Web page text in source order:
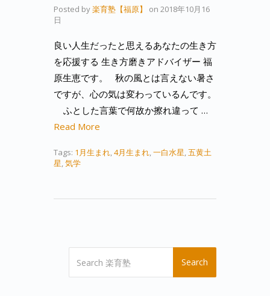
Posted by楽育塾【福原】 on 2018年10月16
日
良い人生だったと思えるあなたの生き方
を応援する 生き方磨きアドバイザー 福
原生恵です。 秋の風とは言えない暑さ
ですが、心の気は変わっているんです。
ふとした言葉で何故か擦れ違って …
Read More
Tags: 1月生まれ,4月生まれ,一白水星,五黄土
星,気学
Search